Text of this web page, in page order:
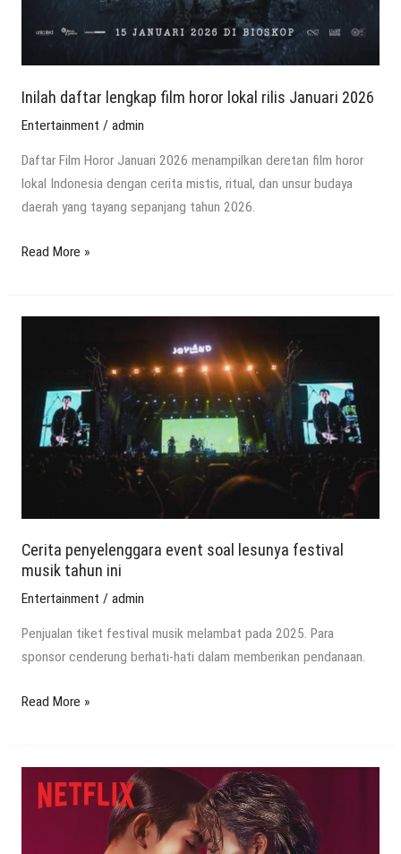
Inilah daftar lengkap film horor lokal rilis Januari 2026
Entertainment / admin
Daftar Film Horor Januari 2026 menampilkan deretan film horor
lokal Indonesia dengan cerita mistis, ritual, dan unsur budaya
daerah yang tayang sepanjang tahun 2026.
Read More »
Cerita penyelenggara event soal lesunya festival
musik tahun ini
Entertainment / admin
Penjualan tiket festival musik melambat pada 2025. Para
sponsor cenderung berhati-hati dalam memberikan pendanaan.
penyelenggara
lesunya
festival
musik
Read More »
Jepang